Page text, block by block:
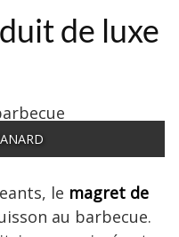
de luxe
le magret de
au barbecue.